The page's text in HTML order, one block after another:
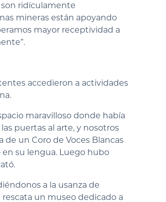
ridículamente
mineras están apoyando
mayor receptividad a
accedieron a actividades
maravilloso donde había
puertas al arte, y nosotros
un Coro de Voces Blancas
en su lengua. Luego hubo
a la usanza de
un museo dedicado a